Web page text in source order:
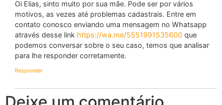
Oi Elias, sinto muito por sua mãe. Pode ser por vários
motivos, as vezes até problemas cadastrais. Entre em
contato conosco enviando uma mensagem no Whatsapp
através desse link https://wa.me/5551991535600 que
podemos conversar sobre o seu caso, temos que analisar
para lhe responder corretamente.
Responder